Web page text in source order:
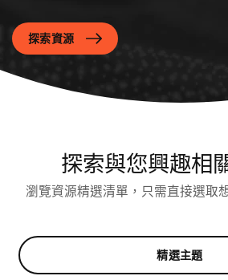
探索資源
探索與您興趣相
瀏覽資源精選清單，只需直接選取
精選主題